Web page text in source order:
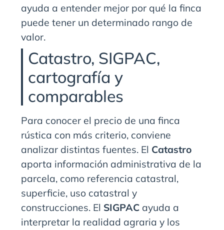
ayuda a entender mejor por qué la finca
puede tener un determinado rango de
valor.
Catastro, SIGPAC,
cartografía y
comparables
Para conocer el precio de una finca
rústica con más criterio, conviene
analizar distintas fuentes. El Catastro
aporta información administrativa de la
parcela, como referencia catastral,
superficie, uso catastral y
construcciones. El SIGPAC ayuda a
interpretar la realidad agraria y los